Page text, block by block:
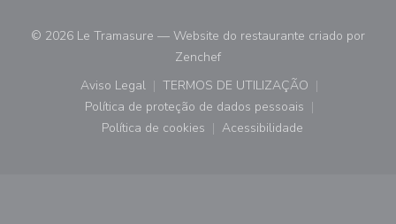
© 2026 Le Tramasure — Website do restaurante criado por
Zenchef((abre numa nova janela))
Aviso Legal
((abre numa nova janela))
TERMOS DE UTILIZAÇÃO
((abre numa nova janela))
Política de proteção de dados pessoais
((abre numa nova janela))
Política de cookies
((abre numa nova janela))
Acessibilidade
((abre numa nova